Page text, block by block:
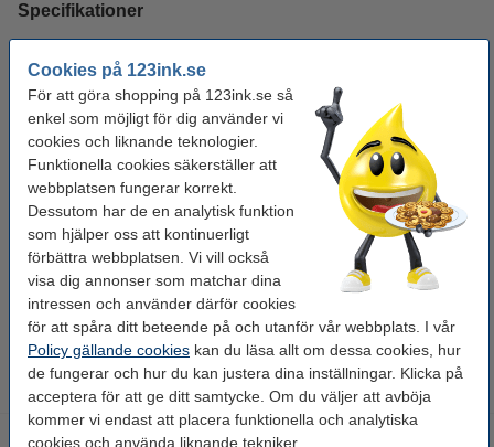
Cookies på 123ink.se
För att göra shopping på 123ink.se så
enkel som möjligt för dig använder vi
cookies och liknande teknologier.
Funktionella cookies säkerställer att
webbplatsen fungerar korrekt.
Dessutom har de en analytisk funktion
som hjälper oss att kontinuerligt
förbättra webbplatsen. Vi vill också
visa dig annonser som matchar dina
intressen och använder därför cookies
för att spåra ditt beteende på och utanför vår webbplats. I vår
Policy gällande cookies kan du läsa allt om dessa cookies, hur
de fungerar och hur du kan justera dina inställningar. Klicka på
acceptera för att ge ditt samtycke. Om du väljer att avböja
kommer vi endast att placera funktionella och analytiska
cookies och använda liknande tekniker.
Specifikationer
Färg: tre färger
Typ: bläckpatron
Volym: 7 ml
Varumärke: Olivetti
EAN: 8020334284602
Vårt artikelnr: 042130
Nummer: B0509